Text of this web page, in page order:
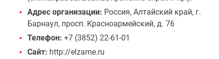
Адрес организации: Россия, Алтайский край, г.
Барнаул, просп. Красноармейский, д. 76
Телефон: +7 (3852) 22-61-01
Сайт: http://elzame.ru